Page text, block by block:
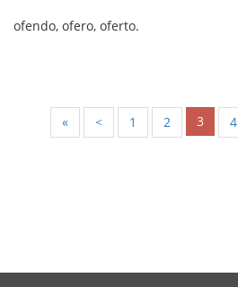
ofendo, ofero, oferto.
« < 1 2 3 4